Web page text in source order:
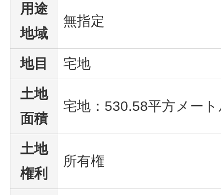
用途
地域
無指定
地目
宅地
土地
面積
宅地：530.58平方メー
土地
権利
所有権